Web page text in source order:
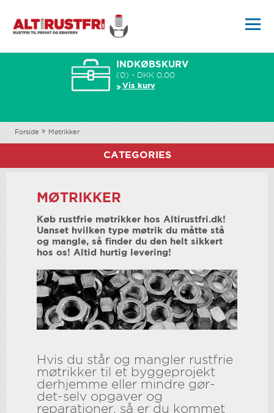
INDKØBSKURV
(0) - DKK 0,00
Vis kurv
Forside Møtrikker
CATEGORIES
MØTRIKKER
Køb rustfrie møtrikker hos Altirustfri.dk!
Uanset hvilken type møtrik du måtte stå
og mangle, så finder du den helt sikkert
hos os! Altid hurtig levering!
Hvis du står og mangler rustfrie
møtrikker til et byggeprojekt
derhjemme eller mindre gør-
det-selv opgaver og
reparationer, så er du kommet